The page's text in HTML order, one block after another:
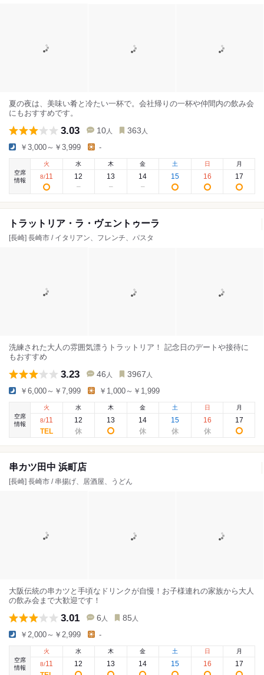
夏の夜は、美味い肴と冷たい一杯で。会社帰りの一杯や仲間内の飲み会
にもおすすめです。
3.03 10 人 363 人
￥3,000～￥3,999 -
空席
情報
火
8/11
水
12
木
13
金
14
土
15
日
16
月
17
トラットリア・ラ・ヴェントゥーラ
[長崎] 長崎市 / イタリアン、フレンチ、パスタ
洗練された大人の雰囲気漂うトラットリア！ 記念日のデートや接待に
もおすすめ
3.23 46 人 3967 人
￥6,000～￥7,999 ￥1,000～￥1,999
空席
情報
火
8/11
水
12
木
13
金
14
土
15
日
16
月
17
串カツ田中 浜町店
[長崎] 長崎市 / 串揚げ、居酒屋、うどん
大阪伝統の串カツと手頃なドリンクが自慢！お子様連れの家族から大人
の飲み会まで大歓迎です！
3.01 6 人 85 人
￥2,000～￥2,999 -
空席
情報
火
8/11
水
12
木
13
金
14
土
15
日
16
月
17